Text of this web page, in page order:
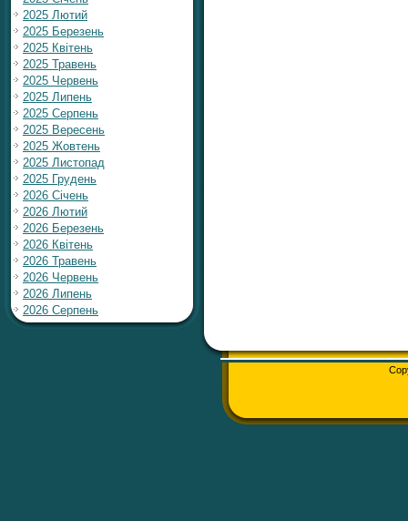
2025 Лютий
2025 Березень
2025 Квітень
2025 Травень
2025 Червень
2025 Липень
2025 Серпень
2025 Вересень
2025 Жовтень
2025 Листопад
2025 Грудень
2026 Січень
2026 Лютий
2026 Березень
2026 Квітень
2026 Травень
2026 Червень
2026 Липень
2026 Серпень